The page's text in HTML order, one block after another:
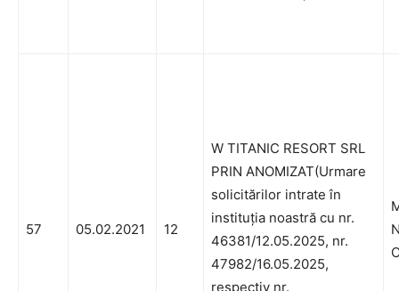
57 05.02.2021 12
W TITANIC RESORT SRL
PRIN ANOMIZAT(Urmare
solicitărilor intrate în
instituția noastră cu nr.
46381/12.05.2025, nr.
47982/16.05.2025,
respectiv nr.